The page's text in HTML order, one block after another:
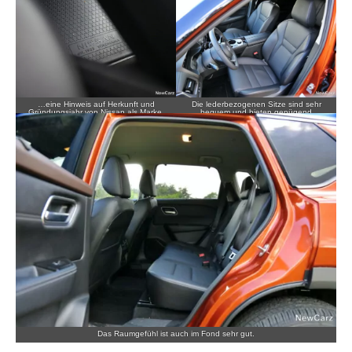
…eine Hinweis auf Herkunft und
Gründungsjahr von Nissan als Marke.
Die lederbezogenen Sitze sind sehr
bequem und bieten genügend
Auflageflächen.
Das Raumgefühl ist auch im Fond sehr gut.